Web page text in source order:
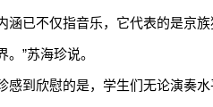
涵已不仅指音乐，它代表的是京
”苏海珍说。
到欣慰的是，学生们无论演奏水